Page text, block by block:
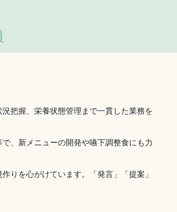
把握、栄養状態管理まで一貫した業務を
、新メニューの開発や嚥下調整食にも力
りを心がけています。「発言」「提案」